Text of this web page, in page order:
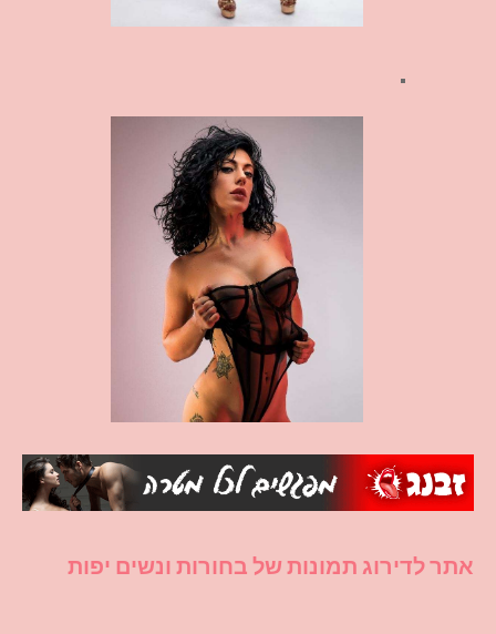
אתר לדירוג תמונות של בחורות ונשים יפות